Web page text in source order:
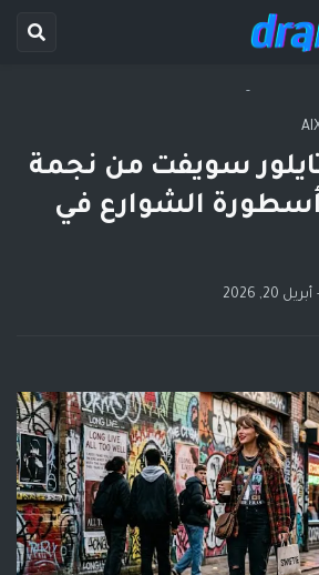
-
سويفت من نجمة
الشوارع في
أبريل 20, 2026